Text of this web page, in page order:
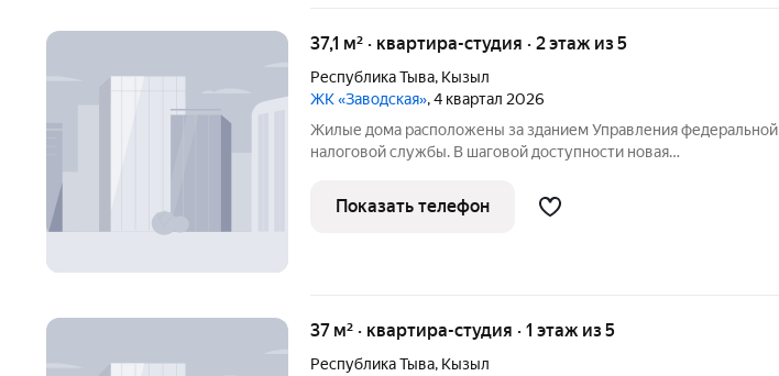
37,1 м² · квартира-студия · 2 этаж из 5
Республика Тыва, Кызыл
ЖК «Заводская», 4 квартал 2026
Жилые дома расположены за зданием Управления федеральной
налоговой службы. В шаговой доступности новая
также дошкольное учреждение в микрорайоне Монгун. Место
хорошо обеспечено транспортными
Показать телефон
37 м² · квартира-студия · 1 этаж из 5
Республика Тыва, Кызыл